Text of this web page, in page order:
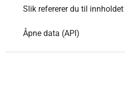
Slik refererer du til innholdet
Åpne data (API)